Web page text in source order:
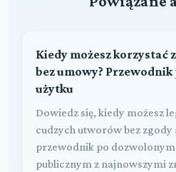
Kiedy możesz korzystać
bez umowy?
użytku
Dowiedz się, kiedy możesz
cudzych utworów bez zgody
przewodnik po
publicznym z najnowszymi